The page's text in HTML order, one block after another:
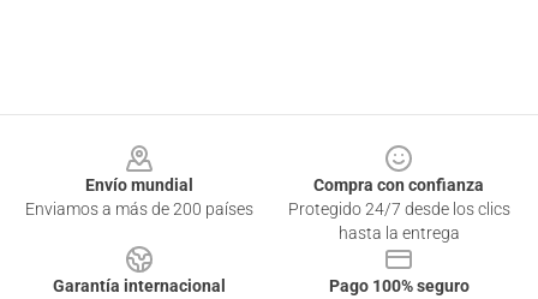
Envío mundial
Enviamos a más de 200 países
Compra con confianza
Protegido 24/7 desde los clics
hasta la entrega
Garantía internacional
Pago 100% seguro